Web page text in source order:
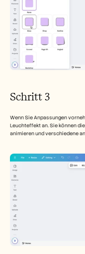
Schritt 3
Wenn Sie Anpassungen
Leuchteffekt an. Sie können
animieren und verschiedene